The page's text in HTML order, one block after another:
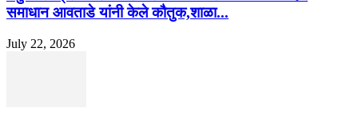
समाधान आवताडे यांनी केले कौतुक,शाळा...
July 22, 2026